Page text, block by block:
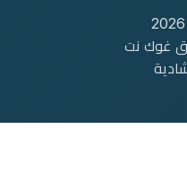
غوك نت